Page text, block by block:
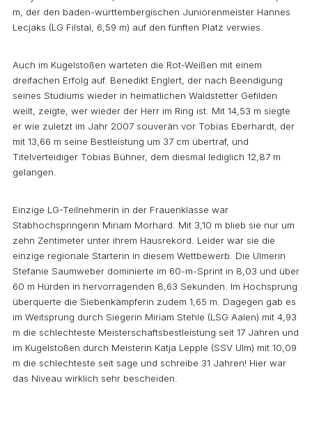
m, der den baden-württembergischen Juniorenmeister Hannes
Lecjaks (LG Filstal, 6,59 m) auf den fünften Platz verwies.
Auch im Kugelstoßen warteten die Rot-Weißen mit einem
dreifachen Erfolg auf. Benedikt Englert, der nach Beendigung
seines Studiums wieder in heimatlichen Waldstetter Gefilden
weilt, zeigte, wer wieder der Herr im Ring ist. Mit 14,53 m siegte
er wie zuletzt im Jahr 2007 souverän vor Tobias Eberhardt, der
mit 13,66 m seine Bestleistung um 37 cm übertraf, und
Titelverteidiger Tobias Bühner, dem diesmal lediglich 12,87 m
gelangen.
Einzige LG-Teilnehmerin in der Frauenklasse war
Stabhochspringerin Miriam Morhard. Mit 3,10 m blieb sie nur um
zehn Zentimeter unter ihrem Hausrekord. Leider war sie die
einzige regionale Starterin in diesem Wettbewerb. Die Ulmerin
Stefanie Saumweber dominierte im 60-m-Sprint in 8,03 und über
60 m Hürden in hervorragenden 8,63 Sekunden. Im Hochsprung
überquerte die Siebenkämpferin zudem 1,65 m. Dagegen gab es
im Weitsprung durch Siegerin Miriam Stehle (LSG Aalen) mit 4,93
m die schlechteste Meisterschaftsbestleistung seit 17 Jahren und
im Kugelstoßen durch Meisterin Katja Lepple (SSV Ulm) mit 10,09
m die schlechteste seit sage und schreibe 31 Jahren! Hier war
das Niveau wirklich sehr bescheiden.